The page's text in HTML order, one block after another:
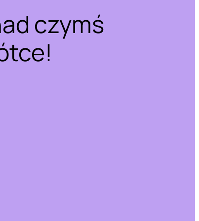
czymś